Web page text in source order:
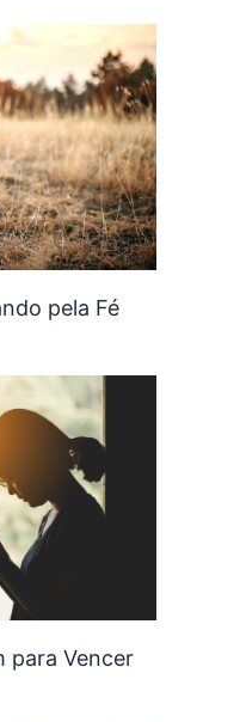
pela Fé
para Vencer